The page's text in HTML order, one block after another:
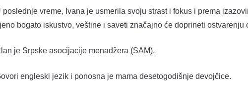
poslednje vreme, Ivana je usmerila svoju strast i fokus i prema
bogato iskustvo, veštine i saveti značajno će doprineti ostvarenju
je Srpske asocijacije menadžera (SAM).
engleski jezik i ponosna je mama desetogodišnje devojčice.